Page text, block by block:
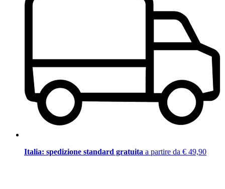
Italia: spedizione standard gratuita a partire da € 49,90